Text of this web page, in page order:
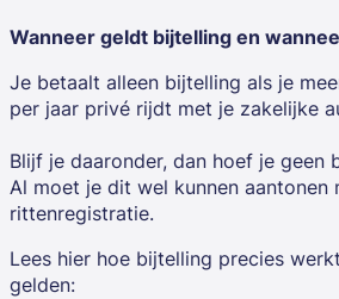
Wanneer geldt bijtelling en
Je betaalt alleen bijtelling als je
per jaar privé rijdt met je zakelijke
Blijf je daaronder, dan hoef je geen
Al moet je dit wel kunnen aantonen
rittenregistratie.
Lees hier hoe bijtelling precies
gelden: